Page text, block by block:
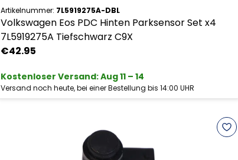
Artikelnummer: 7L5919275A-DBL
Volkswagen Eos PDC Hinten Parksensor Set x4
7L5919275A Tiefschwarz C9X
€42.95
Kostenloser Versand:Aug 11 – 14
Versand noch heute, bei einer Bestellung bis 14:00 UHR